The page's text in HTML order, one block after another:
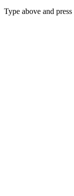
Type above and press